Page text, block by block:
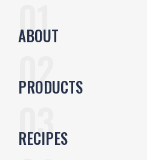
ABOUT
PRODUCTS
RECIPES